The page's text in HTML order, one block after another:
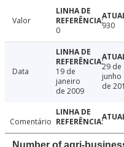
Valor
0
930
Data
19 de
janeiro
de 2009
29 de
junho
de
Comentário